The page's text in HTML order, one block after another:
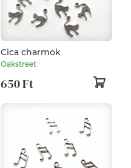
Cica charmok
Oakstreet
650 Ft